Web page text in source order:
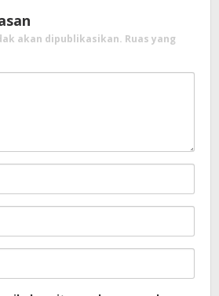
akan dipublikasikan. Ruas yang